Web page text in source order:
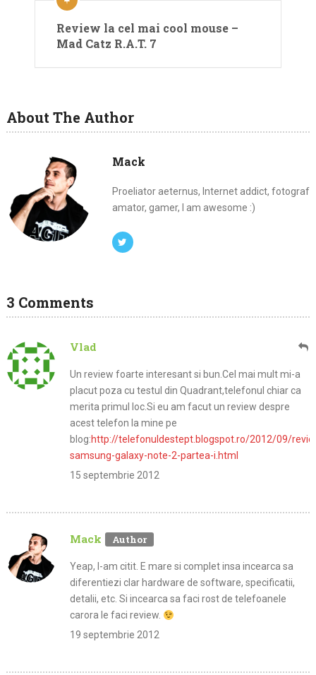
Review la cel mai cool mouse –
Mad Catz R.A.T. 7
About The Author
Mack
Proeliator aeternus, Internet addict, fotograf
amator, gamer, I am awesome :)
3 Comments
Vlad
Un review foarte interesant si bun.Cel mai mult mi-a
placut poza cu testul din Quadrant,telefonul chiar ca
merita primul loc.Si eu am facut un review despre
acest telefon la mine pe
blog:http://telefonuldestept.blogspot.ro/2012/09/
samsung-galaxy-note-2-partea-i.html
15 septembrie 2012
Mack
Yeap, l-am citit. E mare si complet insa incearca sa
diferentiezi clar hardware de software, specificatii,
detalii, etc. Si incearca sa faci rost de telefoanele
carora le faci review.
19 septembrie 2012